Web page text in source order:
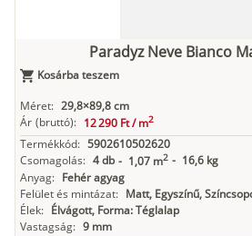
Paradyz Neve Bianco
Kosárba teszem
Méret: 29,8×89,8 cm
Ár (bruttó): 12 290 Ft /m2
Termékkód: 5902610502620
Csomagolás: 4 db - 1,07 m2 - 16,6 kg
Anyag: Fehér agyag
Felület és mintázat: Matt, Egyszínű,
Élek: Élvágott, Forma: Téglalap
Vastagság: 9 mm